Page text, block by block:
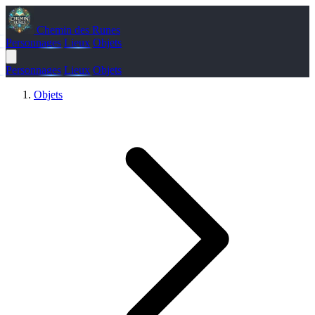
Chemin des Runes
Personnages Lieux Objets
Personnages Lieux Objets
Objets